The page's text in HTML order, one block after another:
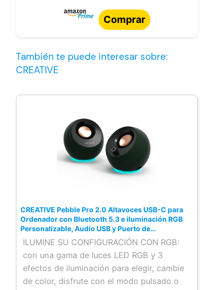
Comprar
También te puede interesar sobre:
CREATIVE
CREATIVE Pebble Pro 2.0 Altavoces USB-C para
Ordenador con Bluetooth 5.3 e iluminación RGB
Personalizable, Audio USB y Puerto de
Auriculares/micrófono
ILUMINE SU CONFIGURACIÓN CON RGB:
con una gama de luces LED RGB y 3
efectos de iluminación para elegir, cambie
de color, disfrute con el modo pulsado o